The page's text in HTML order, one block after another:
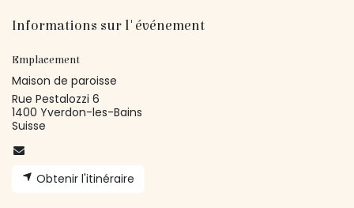
Informations sur l'événement
Emplacement
Maison de paroisse
Rue Pestalozzi 6
1400 Yverdon-les-Bains
Suisse
Obtenir l'itinéraire